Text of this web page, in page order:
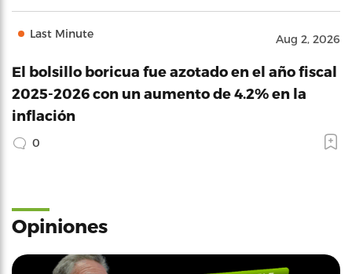
Last Minute Aug 2, 2026
El bolsillo boricua fue azotado en el año fiscal
2025-2026 con un aumento de 4.2% en la
inflación
0
Opiniones